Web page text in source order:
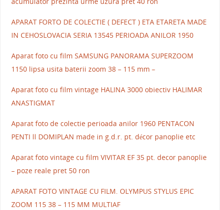
APARAT FORTO DE COLECTIE ( DEFECT ) ETA ETARETA MADE
IN CEHOSLOVACIA SERIA 13545 PERIOADA ANILOR 1950
Aparat foto cu film SAMSUNG PANORAMA SUPERZOOM
1150 lipsa usita baterii zoom 38 – 115 mm –
Aparat foto cu film vintage HALINA 3000 obiectiv HALIMAR
ANASTIGMAT
Aparat foto de colectie perioada anilor 1960 PENTACON
PENTI ll DOMIPLAN made in g.d.r. pt. décor panoplie etc
Aparat foto vintage cu film VIVITAR EF 35 pt. decor panoplie
– poze reale pret 50 ron
APARAT FOTO VINTAGE CU FILM. OLYMPUS STYLUS EPIC
ZOOM 115 38 – 115 MM MULTIAF